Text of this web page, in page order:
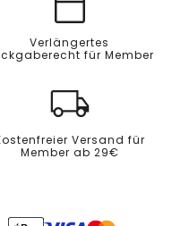
Verlängertes
für Member
Versand für
Member ab 29€